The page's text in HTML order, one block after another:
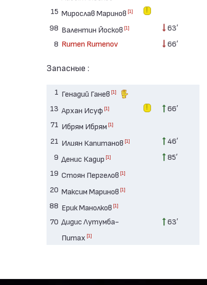
15 Мирослав Маринов [1]
98 Валентин Йосков [1]
63′
8 Rumen Rumenov 66′
Запасные :
1 Генадий Ганев [1]
13 Архан Исуф [1]
66′
71 Ибрям Ибрям [1]
21 Илиян Капитанов [1]
46′
9 Денис Кадир [1]
85′
19 Стоян Пергелов [1]
20 Максим Маринов [1]
88 Ерик Манолков [1]
70 Дидис Лутумба-
Питах [1]
63′